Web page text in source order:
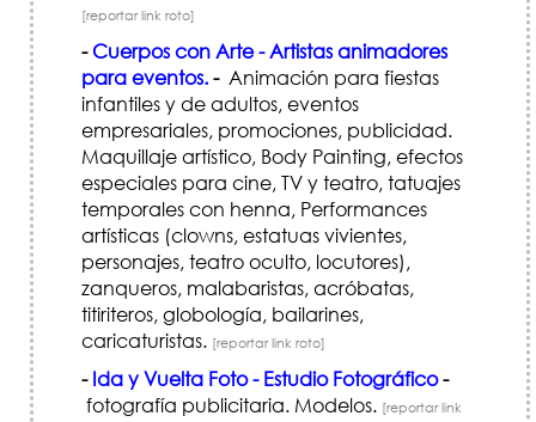
[reportar link roto]
-Cuerpos con Arte - Artistas animadores
para eventos.-Animación para fiestas
infantiles y de adultos, eventos
empresariales, promociones, publicidad.
Maquillaje artístico, Body Painting, efectos
especiales para cine, TV y teatro, tatuajes
temporales con henna, Performances
artísticas (clowns, estatuas vivientes,
personajes, teatro oculto, locutores),
zanqueros, malabaristas, acróbatas,
titiriteros, globología, bailarines,
caricaturistas. [reportar link roto]
- Ida y Vuelta Foto - Estudio Fotográfico-
fotografía publicitaria. Modelos. [reportar link